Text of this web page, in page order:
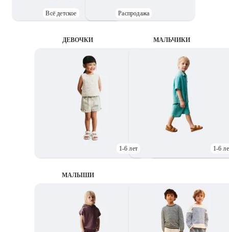
Всё детское Распродажа
ДЕВОЧКИ
1-6 лет
MАЛЬЧИКИ
1-6
МАЛЫШИ